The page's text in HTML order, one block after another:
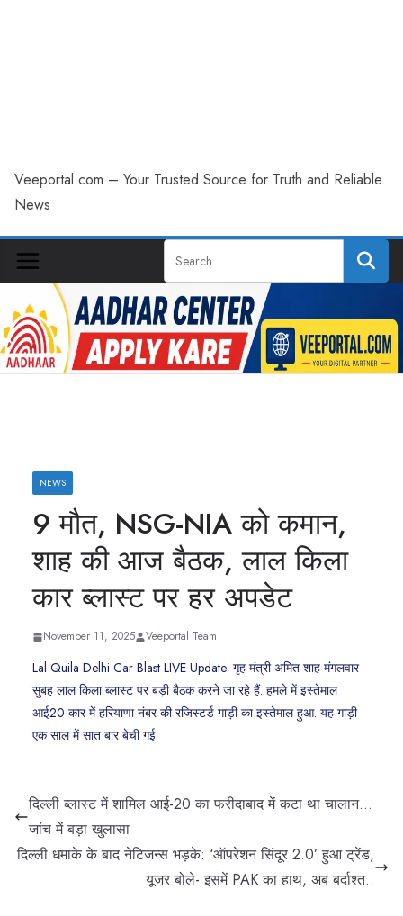
Veeportal.com – Your Trusted Source for Truth and Reliable
News
NEWS
9 मौत, NSG-NIA को कमान,
शाह की आज बैठक, लाल किला
कार ब्‍लास्‍ट पर हर अपडेट
November 11, 2025 Veeportal Team
Lal Quila Delhi Car Blast LIVE Update: गृह मंत्री अमित शाह मंगलवार
सुबह लाल किला ब्‍लास्‍ट पर बड़ी बैठक करने जा रहे हैं. हमले में इस्‍तेमाल
आई20 कार में हरियाणा नंबर की रजिस्‍टर्ड गाड़ी का इस्‍तेमाल हुआ. यह गाड़ी
एक साल में सात बार बेची गई.
दिल्ली ब्लास्ट में शामिल आई-20 का फरीदाबाद में कटा था चालान…
जांच में बड़ा खुलासा
दिल्ली धमाके के बाद नेटिजन्स भड़के: ‘ऑपरेशन सिंदूर 2.0’ हुआ ट्रेंड,
यूजर बोले- इसमें PAK का हाथ, अब बर्दाश्त..